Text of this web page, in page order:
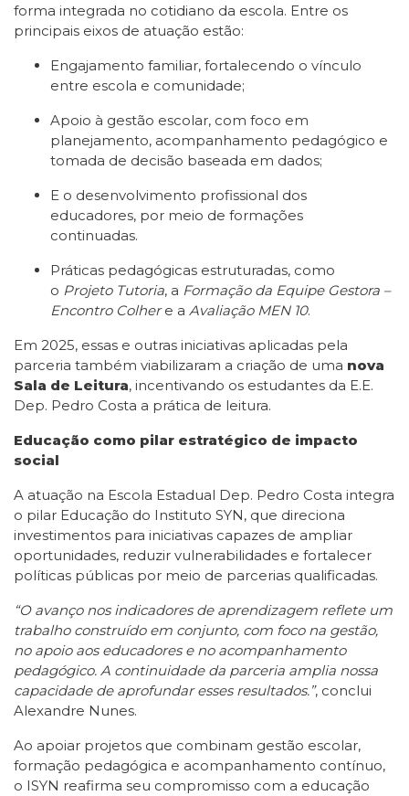
forma integrada no cotidiano da escola. Entre os
principais eixos de atuação estão:
Engajamento familiar, fortalecendo o vínculo
entre escola e comunidade;
Apoio à gestão escolar, com foco em
planejamento, acompanhamento pedagógico e
tomada de decisão baseada em dados;
E o desenvolvimento profissional dos
educadores, por meio de formações
continuadas.
Práticas pedagógicas estruturadas, como
o Projeto Tutoria, a Formação da Equipe Gestora –
Encontro Colhere a Avaliação MEN 10.
Em 2025, essas e outras iniciativas aplicadas pela
parceria também viabilizaram a criação de uma nova
Sala de Leitura, incentivando os estudantes da E.E.
Dep. Pedro Costa a prática de leitura.
Educação como pilar estratégico de impacto
social
A atuação na Escola Estadual Dep. Pedro Costa integra
o pilar Educação do Instituto SYN, que direciona
investimentos para iniciativas capazes de ampliar
oportunidades, reduzir vulnerabilidades e fortalecer
políticas públicas por meio de parcerias qualificadas.
“O avanço nos indicadores de aprendizagem reflete um
trabalho construído em conjunto, com foco na gestão,
no apoio aos educadores e no acompanhamento
pedagógico. A continuidade da parceria amplia nossa
capacidade de aprofundar esses resultados.”, conclui
Alexandre Nunes.
Ao apoiar projetos que combinam gestão escolar,
formação pedagógica e acompanhamento contínuo,
o ISYN reafirma seu compromisso com a educação